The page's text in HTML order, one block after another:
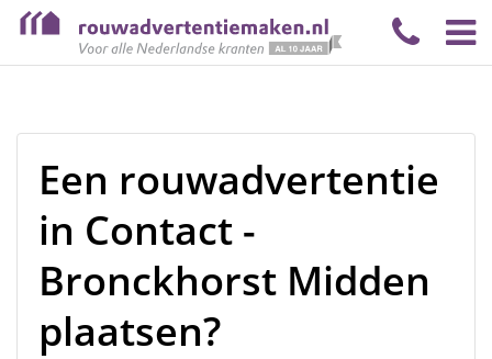
Een rouwadvertentie
in Contact -
Bronckhorst Midden
plaatsen?